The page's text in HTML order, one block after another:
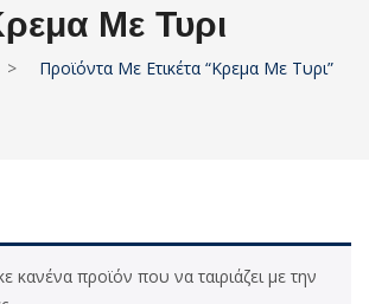
Με Τυρι
> Προϊόντα Με Ετικέτα “κρεμα Με Τυρι”
κανένα προϊόν που να ταιριάζει με την